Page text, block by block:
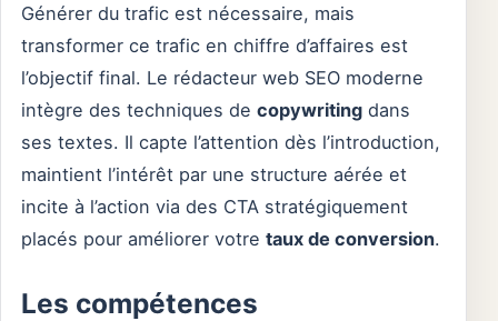
Générer du trafic est nécessaire, mais
transformer ce trafic en chiffre d’affaires est
l’objectif final. Le rédacteur web SEO moderne
intègre des techniques de copywriting dans
ses textes. Il capte l’attention dès l’introduction,
maintient l’intérêt par une structure aérée et
incite à l’action via des CTA stratégiquement
placés pour améliorer votre taux de conversion.
Les compétences